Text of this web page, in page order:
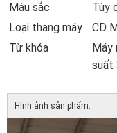
Màu sắc
Tùy
Loại thang máy
CD
Từ khóa
Máy
suất
Hình ảnh sản phẩm: